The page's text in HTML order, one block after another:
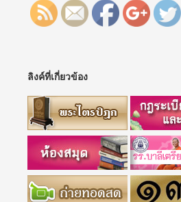
ลิงค์ที่เกี่ยวข้อง